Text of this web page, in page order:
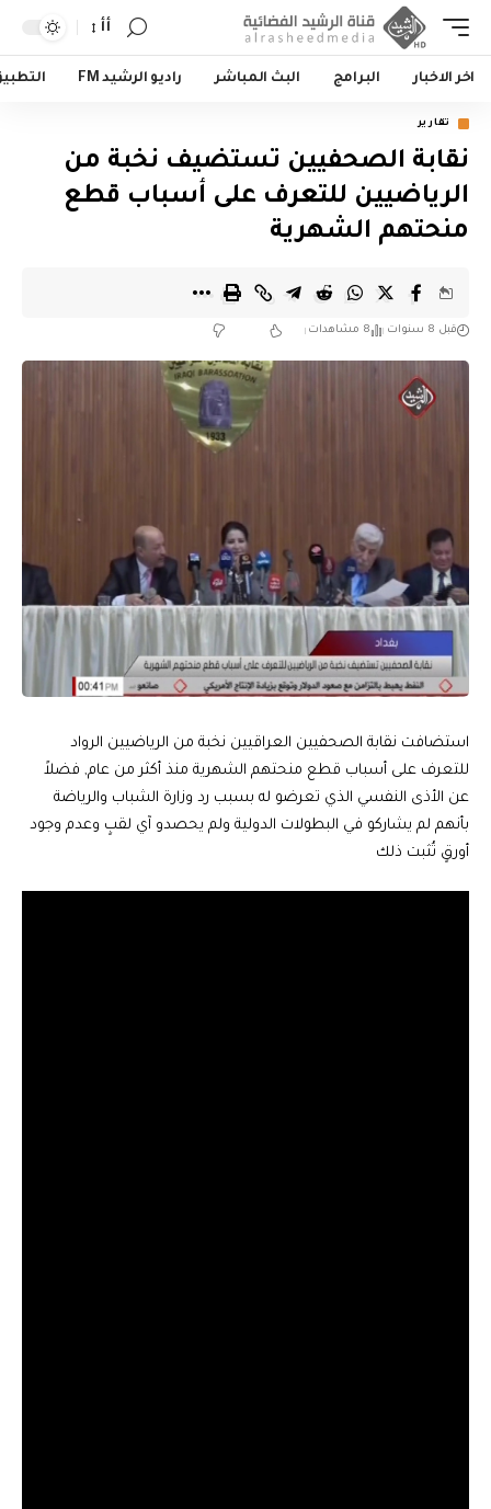
أأ
اخر الاخبار البرامج البث المباشر راديو الرشيد FM
تقارير
نقابة الصحفيين تستضيف نخبة من
الرياضيين للتعرف على أسباب قطع
منحتهم الشهرية
قبل 8 سنوات 8 مشاهدات
استضافت نقابة الصحفيين العراقيين نخبة من الرياضيين الرواد
للتعرف على أسباب قطع منحتهم الشهرية منذ أكثر من عام, فضلاً
عن الأذى النفسي الذي تعرضو له بسبب رد وزارة الشباب والرياضة
بأنهم لم يشاركو في البطولات الدولية ولم يحصدو آي لقبٍ وعدم وجود
أورقٍ تُثبت ذلك